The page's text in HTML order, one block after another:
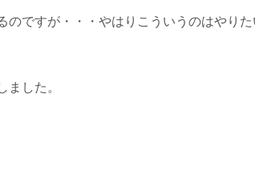
ですが・・・やはりこういうのはやりた
した。